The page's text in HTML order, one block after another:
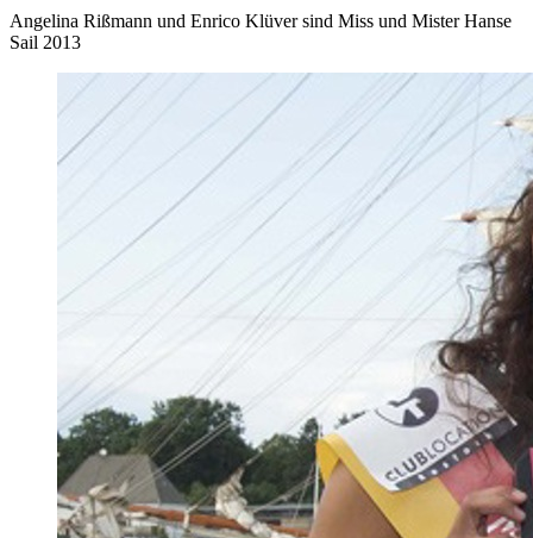
Angelina Rißmann und Enrico Klüver sind Miss und Mister Hanse
Sail 2013